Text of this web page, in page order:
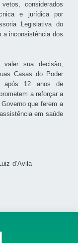
considerados
e jurídica por
Legislativa do
a inconsistência dos
valer sua decisão,
Casas do Poder
após 12 anos de
a reforçar a
que ferem a
em saúde
Luiz d’Avila